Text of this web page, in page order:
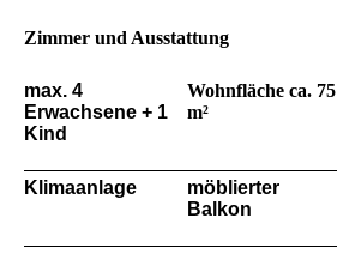
Zimmer und Ausstattung
max. 4
Erwachsene + 1
Kind
Wohnfläche ca. 75
m²
Klimaanlage
möblierter
Balkon